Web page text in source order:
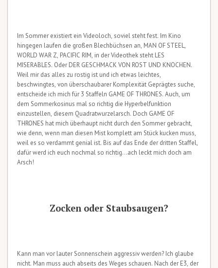
Im Sommer existiert ein Videoloch, soviel steht fest. Im Kino
hingegen laufen die großen Blechbüchsen an, MAN OF STEEL,
WORLD WAR Z, PACIFIC RIM, in der Videothek steht LES
MISERABLES. Oder DER GESCHMACK VON ROST UND KNOCHEN.
Weil mir das alles zu rostig ist und ich etwas leichtes,
beschwingtes, von überschaubarer Komplexität Geprägtes suche,
entscheide ich mich für 3 Staffeln GAME OF THRONES. Auch, um
dem Sommerkosinus mal so richtig die Hyperbelfunktion
einzustellen, diesem Quadratwurzelarsch. Doch GAME OF
THRONES hat mich überhaupt nicht durch den Sommer gebracht,
wie denn, wenn man diesen Mist komplett am Stück kucken muss,
weil es so verdammt genial ist. Bis auf das Ende der dritten Staffel,
dafür werd ich euch nochmal so richtig…ach leckt mich doch am
Arsch!
Zocken oder Staubsaugen?
Kann man vor lauter Sonnenschein aggressiv werden? Ich glaube
nicht. Man muss auch abseits des Weges schauen. Nach der E3, der